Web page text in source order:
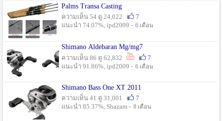
Palms Transa Casting
ความเห็น 54 ดู 24,022
7
แนะนำ 74.07%, ipd2009 - 6 เดือน
Shimano Aldebaran Mg/mg7
ความเห็น 86 ดู 62,832
7
แนะนำ 91.86%, ipd2009 - 6 เดือน
Shimano Bass One XT 2011
ความเห็น 41 ดู 31,001
7
แนะนำ 85.37%, Shazam - 8 เดือน